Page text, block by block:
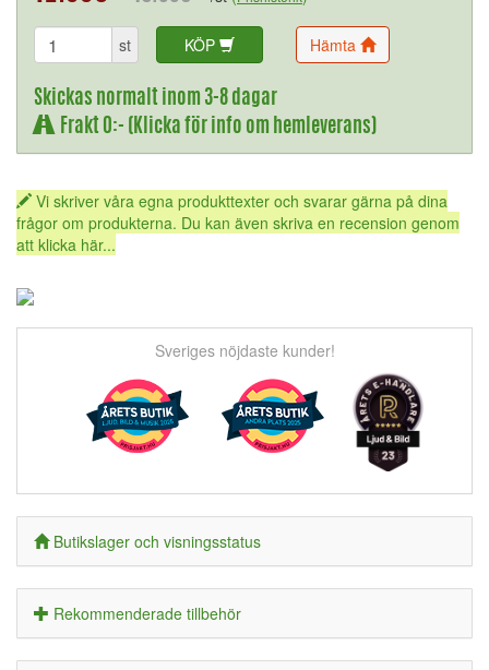
st KÖP Hämta
Skickas normalt inom 3-8 dagar
Frakt 0:- (Klicka för info om hemleverans)
Vi skriver våra egna produkttexter och svarar gärna på dina
frågor om produkterna. Du kan även skriva en recension genom
att klicka här...
Sveriges nöjdaste kunder!
Butikslager och visningsstatus
Rekommenderade tillbehör